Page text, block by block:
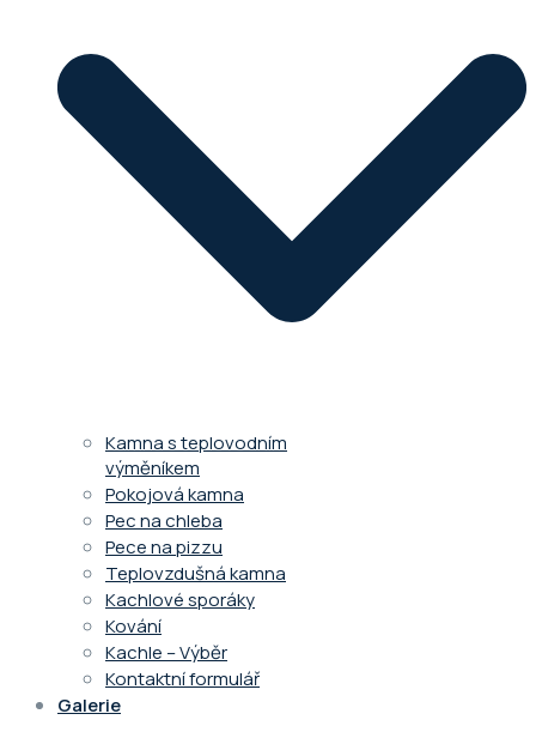
Kamna s teplovodním
výměníkem
Pokojová kamna
Pec na chleba
Pece na pizzu
Teplovzdušná kamna
Kachlové sporáky
Kování
Kachle – Výběr
Kontaktní formulář
Galerie